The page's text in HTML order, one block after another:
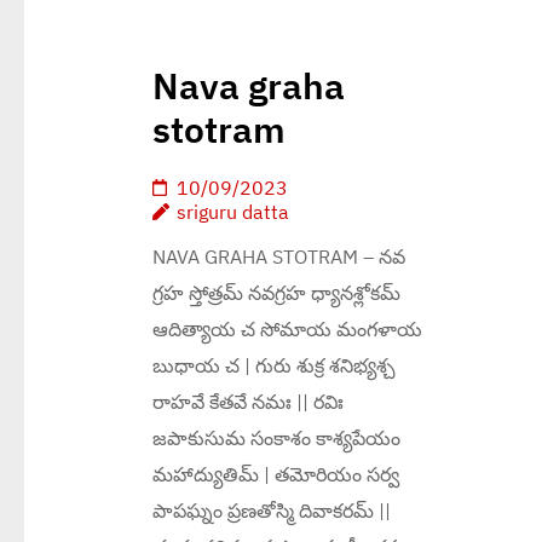
Nava graha
stotram
10/09/2023
sriguru datta
NAVA GRAHA STOTRAM – నవ
గ్రహ స్తోత్రమ్ నవగ్రహ ధ్యానశ్లోకమ్
ఆదిత్యాయ చ సోమాయ మంగళాయ
బుధాయ చ | గురు శుక్ర శనిభ్యశ్చ
రాహవే కేతవే నమః || రవిః
జపాకుసుమ సంకాశం కాశ్యపేయం
మహాద్యుతిమ్ | తమోరియం సర్వ
పాపఘ్నం ప్రణతోస్మి దివాకరమ్ ||